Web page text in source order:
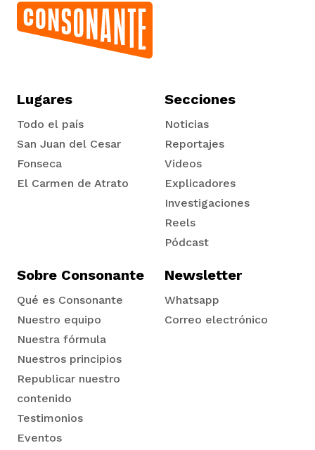
Lugares
Todo el país
San Juan del Cesar
Fonseca
El Carmen de Atrato
Secciones
Noticias
Reportajes
Videos
Explicadores
Investigaciones
Reels
Pódcast
Sobre Consonante
Qué es Consonante
Nuestro equipo
Nuestra fórmula
Nuestros principios
Republicar nuestro
contenido
Testimonios
Eventos
Newsletter
Whatsapp
Correo electrónico